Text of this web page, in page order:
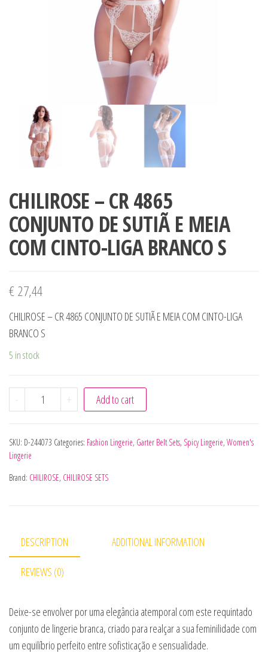
CHILIROSE – CR 4865
CONJUNTO DE SUTIÃ E MEIA
COM CINTO-LIGA BRANCO S
€27,44
CHILIROSE – CR 4865 CONJUNTO DE SUTIÃ E MEIA COM CINTO-LIGA
BRANCO S
5 in stock
- CHILIROSE - CR 4865 CONJUNTO DE SUTIÃ E MEIA COM
+ Add to cart
SKU: D-244073 Categories: Fashion Lingerie, Garter Belt Sets, Spicy Lingerie, Women's
Lingerie
Brand: CHILIROSE, CHILIROSE SETS
DESCRIPTION ADDITIONAL INFORMATION
REVIEWS (0)
Deixe-se envolver por uma elegância atemporal com este requintado
conjunto de lingerie branca, criado para realçar a sua feminilidade com
um equilíbrio perfeito entre sofisticação e sensualidade.